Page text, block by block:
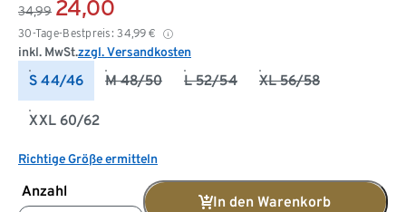
34,99 24,00
30-Tage-Bestpreis: 34,99 €
inkl. MwSt.zzgl. Versandkosten
S 44/46 M 48/50 L 52/54 XL 56/58
XXL 60/62
Richtige Größe ermitteln
Anzahl
In den Warenkorb